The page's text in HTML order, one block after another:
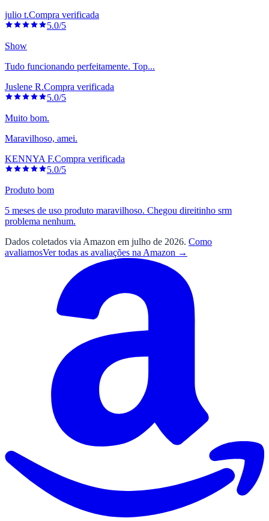
julio t.Compra verificada
5.0/5
Show
Tudo funcionando perfeitamente. Top...
Juslene R.Compra verificada
5.0/5
Muito bom.
Maravilhoso, amei.
KENNYA F.Compra verificada
5.0/5
Produto bom
5 meses de uso produto maravilhoso. Chegou direitinho srm
problema nenhum.
Dados coletados via Amazon em julho de 2026. Como
avaliamosVer todas as avaliações na Amazon →